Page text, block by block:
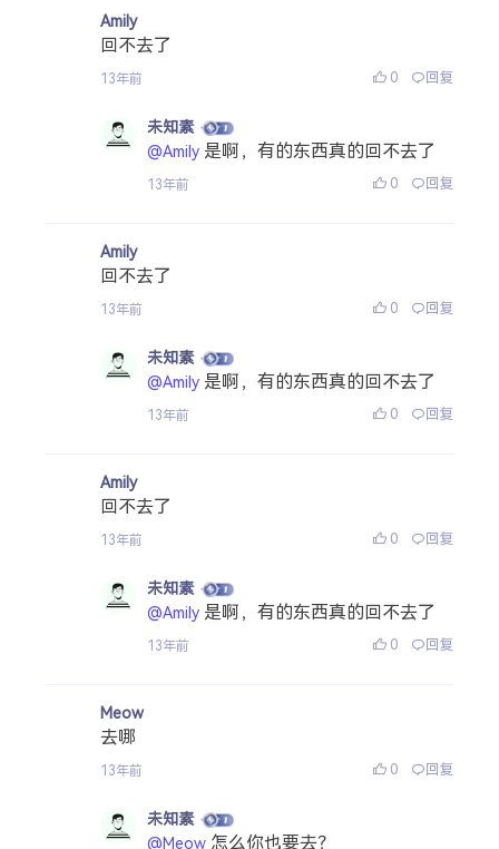
Amily
回不去了
13年前 0 回复
未知素
@Amily 是啊，有的东西真的回不去了
13年前 0 回复
Amily
回不去了
13年前 0 回复
未知素
@Amily 是啊，有的东西真的回不去了
13年前 0 回复
Amily
回不去了
13年前 0 回复
未知素
@Amily 是啊，有的东西真的回不去了
13年前 0 回复
Meow
去哪
13年前 0 回复
未知素
@Meow 怎么你也要去？